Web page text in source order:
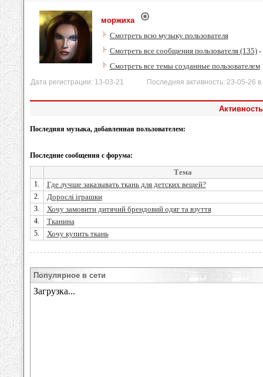
моржиха
Смотреть всю музыку пользователя
Смотреть все сообщения пользователя (135)-
Смотреть все темы созданные пользователем
Дата регистрации: 13-03-21 Последняя активность: 23-05-26 в
Последняя музыка, добавленная пользователем:
Последние сообщения с форума:
Тема
1. Где лучше заказывать ткань для детских вещей?
2. Дорослі іграшки
3. Хочу замовити дитячий брендовий одяг та взуття
4. Тканина
5. Хочу купить ткань
Популярное в сети